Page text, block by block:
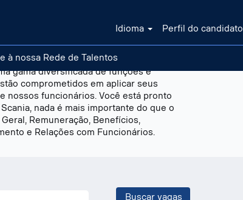
Idioma Perfil do candidato
à nossa Rede de Talentos
gama diversificada de funções e
comprometidos em aplicar seus
nossos funcionários. Você está pronto
nada é mais importante do que o
Remuneração, Benefícios,
e Relações com Funcionários.